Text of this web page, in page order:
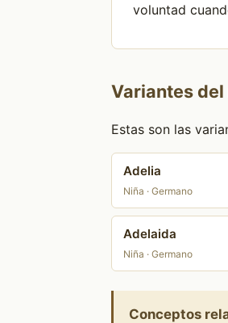
voluntad
Variantes
Estas son las
Adelia
Niña · Germano
Adelaida
Niña · Germano
Conceptos